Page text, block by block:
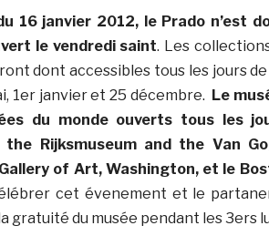
16 janvier 2012, le Prado n’est
le vendredi saint. Les
dont accessibles tous les jours de
1er janvier et 25 décembre. Le
du monde ouverts tous les
the Rijksmuseum and the Van
of Art, Washington, et le
cet évenement et le
gratuité du musée pendant les 3ers